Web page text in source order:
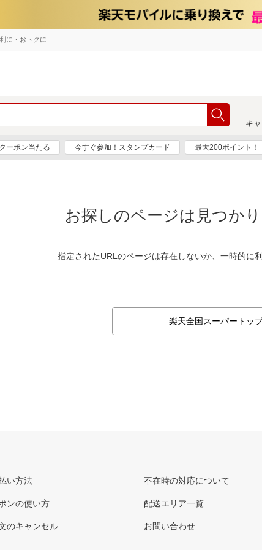
に・おトクに
キ
ーポン当たる 今すぐ参加！スタンプカード 最大200ポイント！
お探しのページは見つかり
指定されたURLのページは存在しないか、一時的に
楽天全国スーパートッ
い方法
ンの使い方
のキャンセル
不在時の対応について
配送エリア一覧
お問い合わせ